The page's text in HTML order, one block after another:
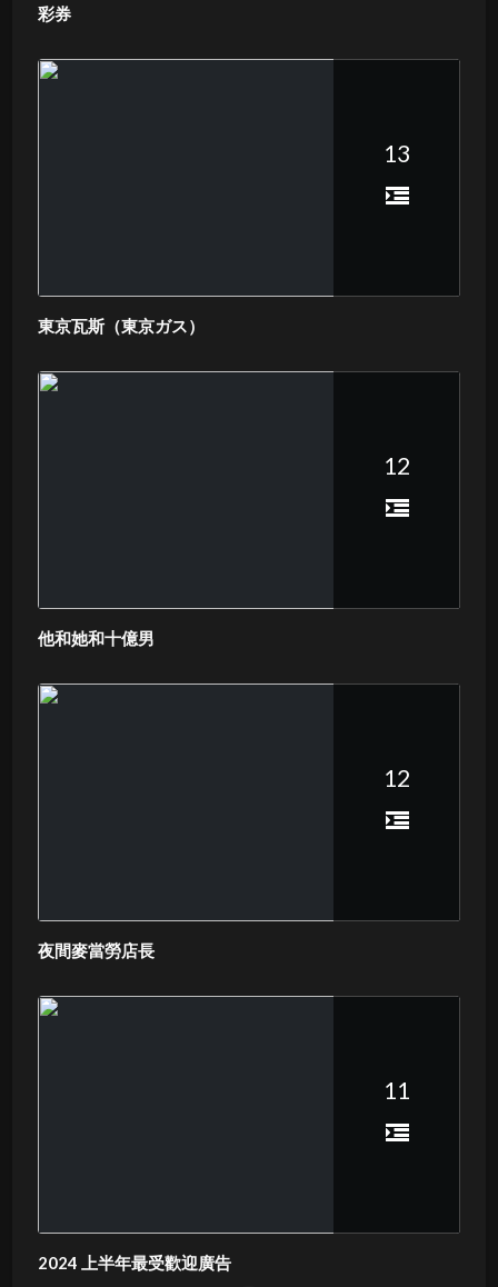
彩券
13
東京瓦斯（東京ガス）
12
他和她和十億男
12
夜間麥當勞店長
11
2024 上半年最受歡迎廣告